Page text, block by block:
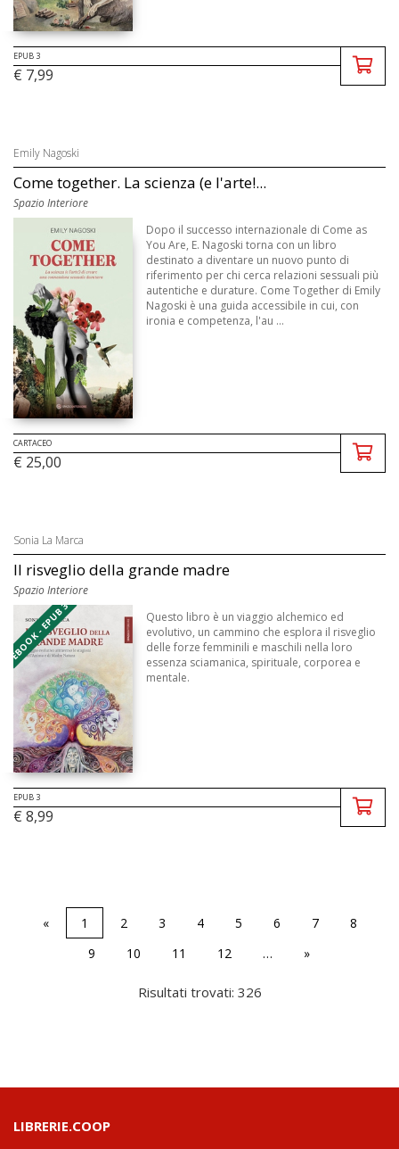
EPUB 3
€ 7,99
Emily Nagoski
Come together. La scienza (e l'arte!...
Spazio Interiore
Dopo il successo internazionale di Come as
You Are, E. Nagoski torna con un libro
destinato a diventare un nuovo punto di
riferimento per chi cerca relazioni sessuali più
autentiche e durature. Come Together di Emily
Nagoski è una guida accessibile in cui, con
ironia e competenza, l'au ...
CARTACEO
€ 25,00
Sonia La Marca
Il risveglio della grande madre
Spazio Interiore
EBOOK - EPUB 3
Questo libro è un viaggio alchemico ed
evolutivo, un cammino che esplora il risveglio
delle forze femminili e maschili nella loro
essenza sciamanica, spirituale, corporea e
mentale.
EPUB 3
€ 8,99
« 1 2 3 4 5 6 7
8
9
10 11 12 … »
Risultati trovati: 326
LIBRERIE.COOP